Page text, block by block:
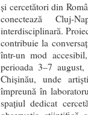
și cercetători din
conectează Cluj-
interdisciplinară.
contribuie la
într-un mod
perioada 3–7
Chișinău, unde
împreună în
spațiul dedicat